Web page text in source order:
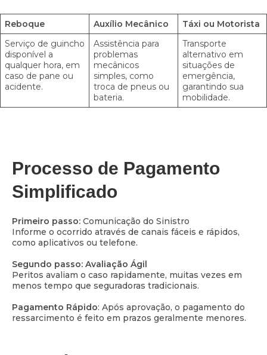
Reboque Auxílio Mecânico
Táxi ou Motorista
Serviço de guincho
disponível a
qualquer hora, em
caso de pane ou
acidente.
Assistência para
problemas
mecânicos
simples, como
troca de pneus ou
bateria.
Transporte
alternativo em
situações de
emergência,
garantindo sua
mobilidade.
Processo de Pagamento
Simplificado
Primeiro passo: Comunicação do Sinistro
Informe o ocorrido através de canais fáceis e rápidos,
como aplicativos ou telefone.
Segundo passo: Avaliação Ágil
Peritos avaliam o caso rapidamente, muitas vezes em
menos tempo que seguradoras tradicionais.
Pagamento Rápido: Após aprovação, o pagamento do
ressarcimento é feito em prazos geralmente menores.